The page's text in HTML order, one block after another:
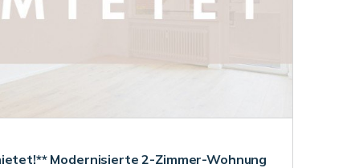
Modernisierte 2-Zimmer-Wohnung